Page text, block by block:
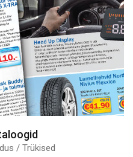
/ Trükised